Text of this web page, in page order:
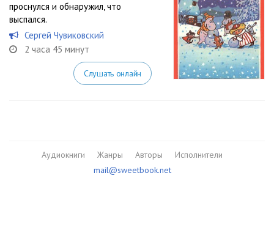
проснулся и обнаружил, что
выспался.
Сергей Чувиковский
2 часа 45 минут
Слушать онлайн
Аудиокниги Жанры Авторы
Исполнители
mail@sweetbook.net